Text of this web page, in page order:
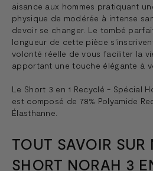
aisance aux hommes pratiquant
physique de modérée à intense
devoir se changer. Le tombé
longueur de cette pièce
volonté réelle de vous faciliter la
apportant une touche élégante à
Le Short 3 en 1 Recyclé - Spécial
est composé de 78% Polyamide
Élasthanne.
TOUT SAVOIR SUR
SHORT NORAH 3